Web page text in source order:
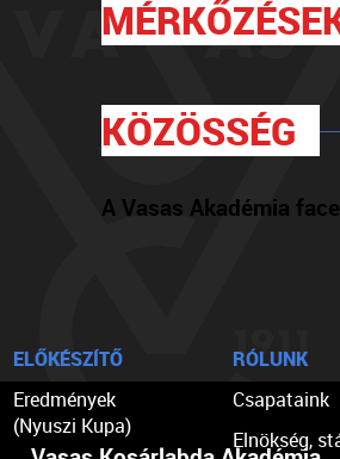
KÖZÖSSÉG
A Vasas Akadémia
ELŐKÉSZÍTŐ
Eredmények
(Nyuszi Kupa)
RÓLUNK
Csapataink
Elnökség,